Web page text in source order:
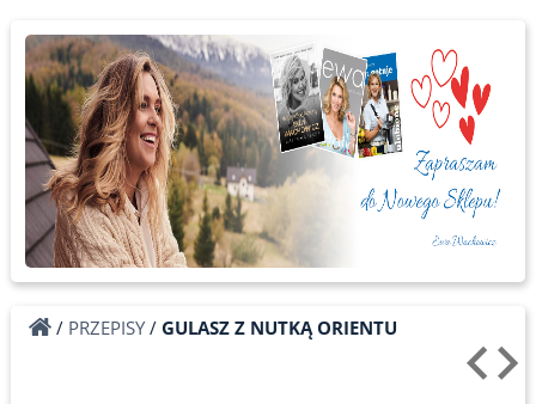
/ PRZEPISY/ GULASZ Z NUTKĄ ORIENTU